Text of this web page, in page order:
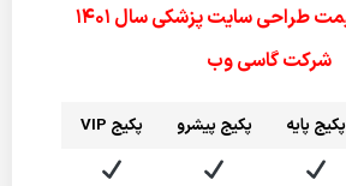
دانلود جدول قیمت طراحی سایت پزشکی سال 1401
شرکت گاسی وب
پکیج پایه پکیج پیشرو پکیج VIP